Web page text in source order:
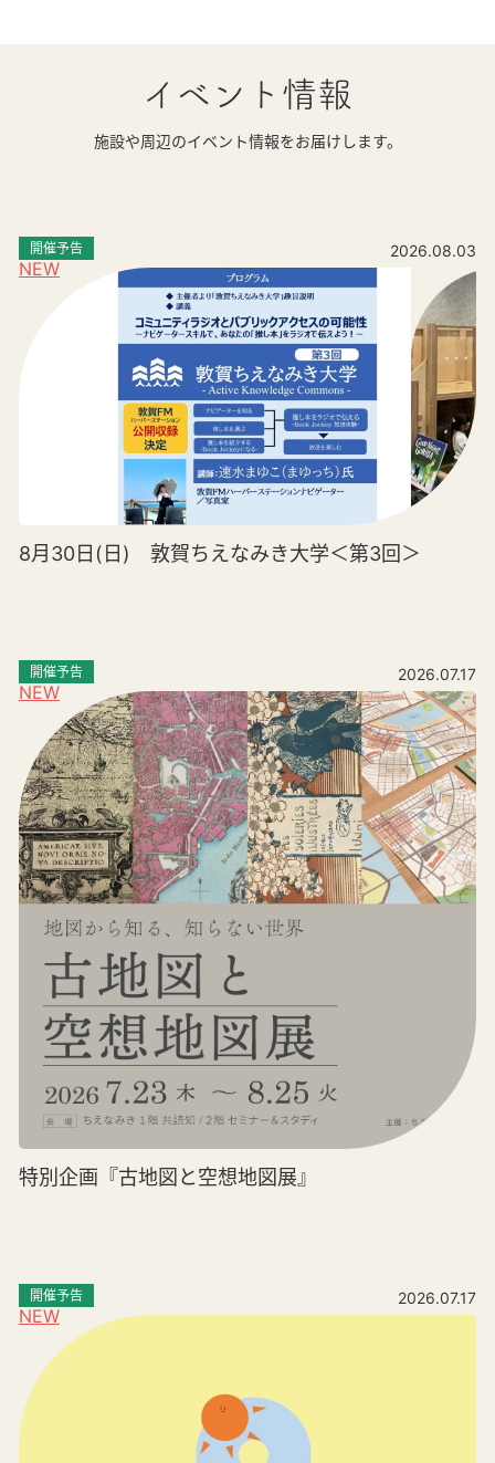
イベント情報
施設や周辺のイベント情報をお届けします。
NEW
開催予告 2026.08.03
8月30日(日) 敦賀ちえなみき大学＜第3回＞
NEW
開催予告 2026.07.17
特別企画『古地図と空想地図展』
NEW
開催予告 2026.07.17